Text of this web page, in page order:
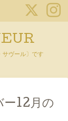
サヴール〕です
ー12月の